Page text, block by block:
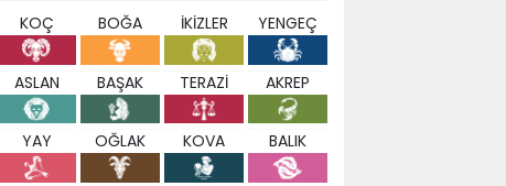
KOÇ BOĞA İKİZLER YENGEÇ
ASLAN BAŞAK TERAZİ AKREP
YAY OĞLAK KOVA BALIK